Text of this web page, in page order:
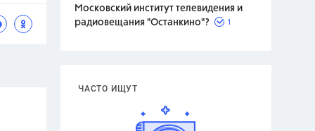
Московский институт телевидения и
радиовещания "Останкино"?
1
ЧАСТО ИЩУТ